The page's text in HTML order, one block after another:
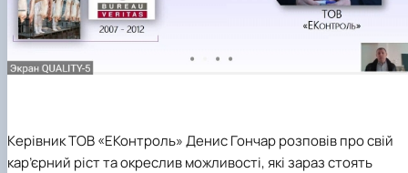
Керівник ТОВ «ЕКонтроль» Денис Гончар розповів про свій
кар’єрний ріст та окреслив можливості, які зараз стоять